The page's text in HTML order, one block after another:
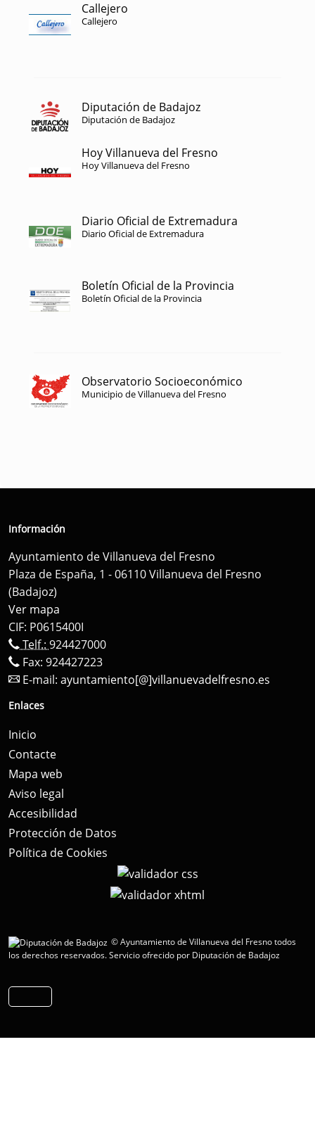
Callejero
Callejero
Diputación de Badajoz
Diputación de Badajoz
Hoy Villanueva del Fresno
Hoy Villanueva del Fresno
Diario Oficial de Extremadura
Diario Oficial de Extremadura
Boletín Oficial de la Provincia
Boletín Oficial de la Provincia
Observatorio Socioeconómico
Municipio de Villanueva del Fresno
Información
Ayuntamiento de Villanueva del Fresno
Plaza de España, 1 - 06110 Villanueva del Fresno
(Badajoz)
Ver mapa
CIF: P0615400I
Telf.: 924427000
Fax: 924427223
E-mail: ayuntamiento[@]villanuevadelfresno.es
Enlaces
Inicio
Contacte
Mapa web
Aviso legal
Accesibilidad
Protección de Datos
Política de Cookies
© Ayuntamiento de Villanueva del Fresno todos
los derechos reservados.Servicio ofrecido por Diputación de Badajoz